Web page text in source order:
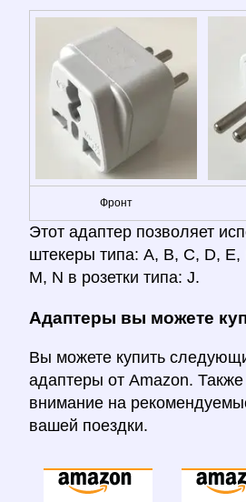
Фронт
Этот адаптер позволяет
штекеры типа: A, B, C, D, E,
M, N в розетки типа: J.
Адаптеры вы можете
Вы можете купить
адаптеры от Amazon. Также
внимание на
вашей поездки.